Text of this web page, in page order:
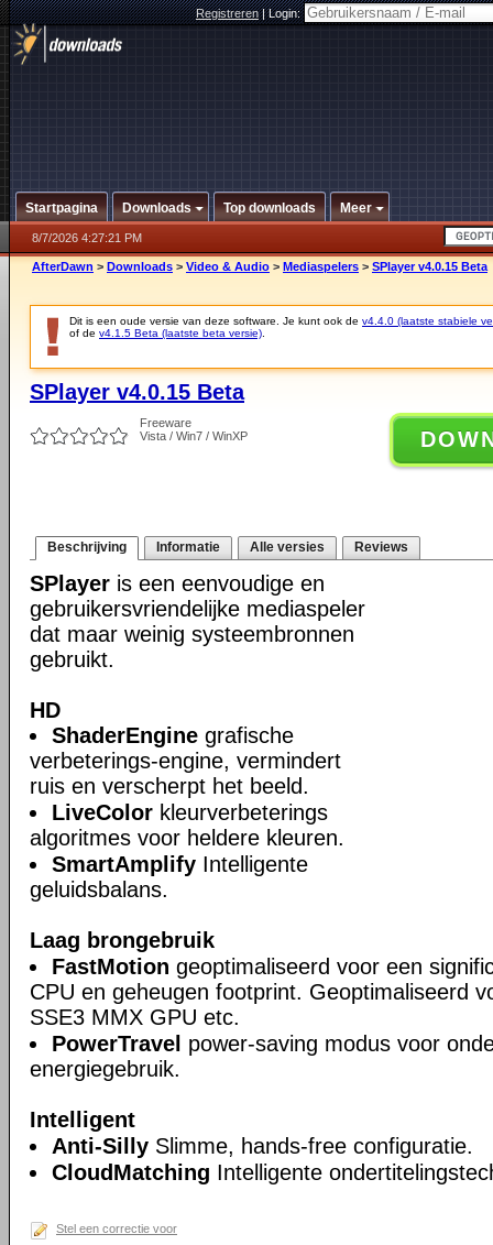
Registreren|Login:
Startpagina Downloads Top downloads Meer
8/7/2026 4:27:21 PM
AfterDawn > Downloads > Video & Audio > Mediaspelers > SPlayer v4.0.15 Beta
Dit is een oude versie van deze software. Je kunt ook de v4.4.0 (laatste stabiele
of de v4.1.5 Beta (laatste beta versie)
SPlayer v4.0.15 Beta
Freeware
Vista / Win7 / WinXP
Beschrijving Informatie Alle versies Reviews
SPlayer is een eenvoudige en
gebruikersvriendelijke mediaspeler
dat maar weinig systeembronnen
gebruikt.
HD
ShaderEngine grafische
verbeterings-engine, vermindert
ruis en verscherpt het beeld.
LiveColor kleurverbeterings
algoritmes voor heldere kleuren.
SmartAmplify Intelligente
geluidsbalans.
Laag brongebruik
FastMotion geoptimaliseerd voor een
CPU en geheugen footprint. Geoptimaliseerd
SSE3 MMX GPU etc.
PowerTravel power-saving modus voor
energiegebruik.
Intelligent
Anti-Silly Slimme, hands-free configuratie.
CloudMatching Intelligente
Stel een correctie voor